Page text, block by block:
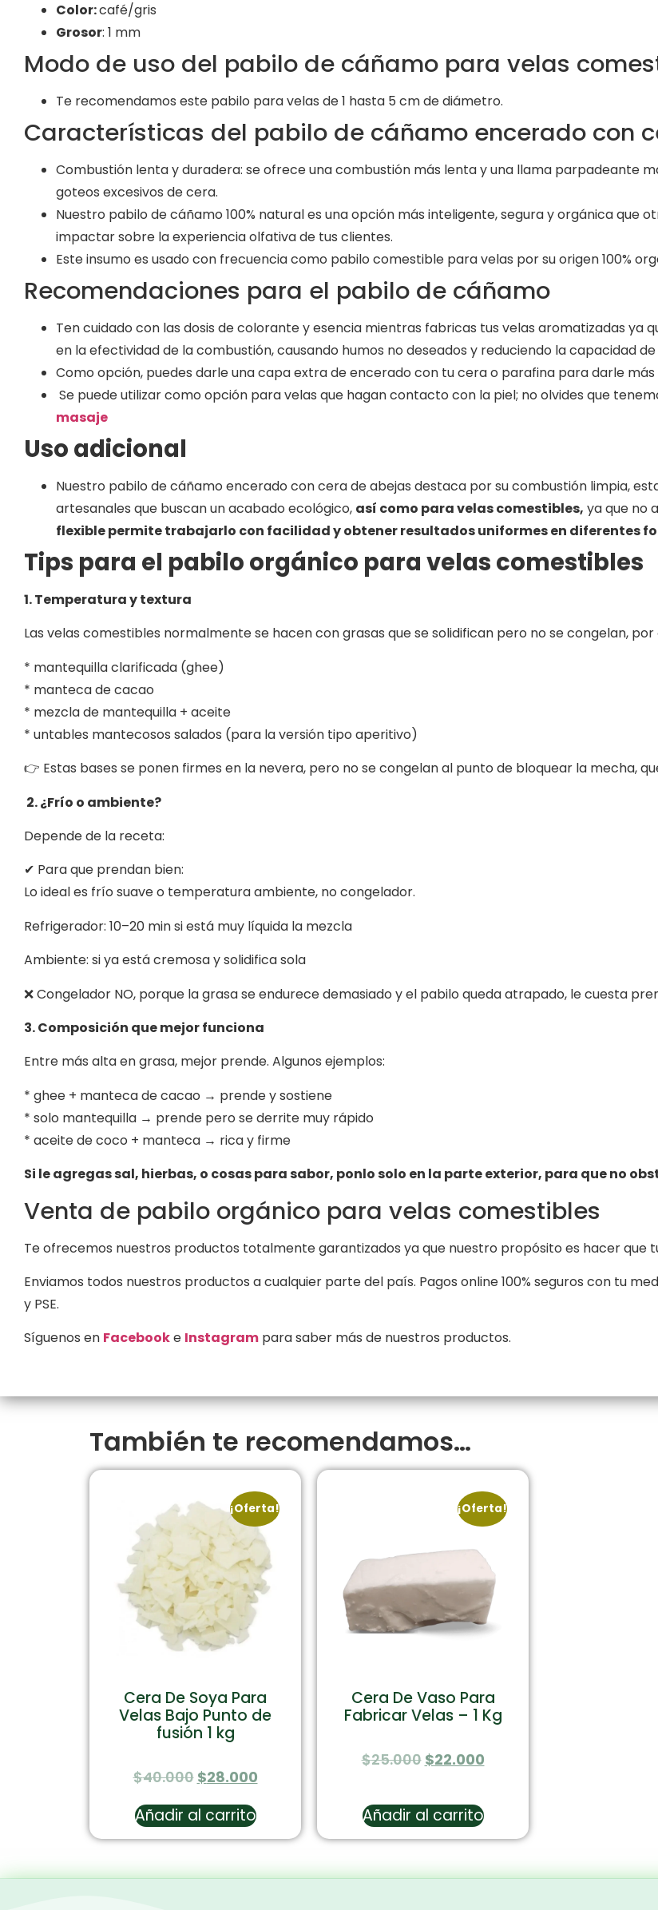
Color:café/gris
Grosor: 1 mm
Modo de uso del pabilo de cáñamo para velas
Te recomendamos este pabilo para velas de 1 hasta 5 cm de diámetro.
Características del pabilo de cáñamo encerado con
Combustión lenta y duradera: se ofrece una combustión más lenta y una llama parpadeante
goteos excesivos de cera.
Nuestro pabilo de cáñamo 100% natural es una opción más inteligente, segura y orgánica que
impactar sobre la experiencia olfativa de tus clientes.
Este insumo es usado con frecuencia como pabilo comestible para velas por su origen 100%
Recomendaciones para el pabilo de cáñamo
Ten cuidado con las dosis de colorante y esencia mientras fabricas tus velas aromatizadas ya
en la efectividad de la combustión, causando humos no deseados y reduciendo la capacidad
Como opción, puedes darle una capa extra de encerado con tu cera o parafina para darle
Se puede utilizar como opción para velas que hagan contacto con la piel; no olvides que
masaje
Uso adicional
Nuestro pabilo de cáñamo encerado con cera de abejas destaca por su combustión limpia,
artesanales que buscan un acabado ecológico, así como para velas comestibles, ya que no
flexible permite trabajarlo con facilidad y obtener resultados uniformes en diferentes
Tips para el pabilo orgánico para velas comestibles
1. Temperatura y textura
Las velas comestibles normalmente se hacen con grasas que se solidifican pero no se congelan, por
* mantequilla clarificada (ghee)
* manteca de cacao
* mezcla de mantequilla + aceite
* untables mantecosos salados (para la versión tipo aperitivo)
👉 Estas bases se ponen firmes en la nevera, pero no se congelan al punto de bloquear la mecha,
2. ¿Frío o ambiente?
Depende de la receta:
✔ Para que prendan bien:
Lo ideal es frío suave o temperatura ambiente, no congelador.
Refrigerador: 10–20 min si está muy líquida la mezcla
Ambiente: si ya está cremosa y solidifica sola
❌ Congelador NO, porque la grasa se endurece demasiado y el pabilo queda atrapado, le cuesta
3. Composición que mejor funciona
Entre más alta en grasa, mejor prende. Algunos ejemplos:
* ghee + manteca de cacao → prende y sostiene
* solo mantequilla → prende pero se derrite muy rápido
* aceite de coco + manteca → rica y firme
Si le agregas sal, hierbas, o cosas para sabor, ponlo solo en la parte exterior, para que no
Venta de pabilo orgánico para velas comestibles
Te ofrecemos nuestros productos totalmente garantizados ya que nuestro propósito es hacer que
Enviamos todos nuestros productos a cualquier parte del país. Pagos online 100% seguros con tu
y PSE.
Síguenos en Facebooke Instagram para saber más de nuestros productos.
También te recomendamos…
¡Oferta!
Cera De Soya Para
Velas Bajo Punto de
fusión 1 kg
$40.000 $28.000
Añadir al carrito
¡Oferta!
Cera De Vaso Para
Fabricar Velas – 1 Kg
$25.000 $22.000
Añadir al carrito